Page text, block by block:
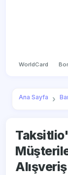
WorldCard
Ana Sayfa
Alışveriş